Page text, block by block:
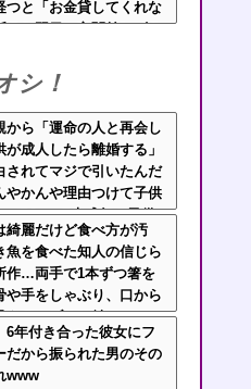
つと「お金貸してくれな
ると翌日、玄関前にゴミ
シ！
から「運命の人と再会し
が成人したら離婚する」
されてマジで引いたんだ
やかんや理由つけて子供
ておいて未成年の子供
かよ！
綺麗だけど食べ方が汚
魚を食べた知人の信じら
作…両手で1本ずつ箸を
や手をしゃぶり、口から
をテーブルに並べ
6年付き合った彼女にフ
だから振られた男のその
www